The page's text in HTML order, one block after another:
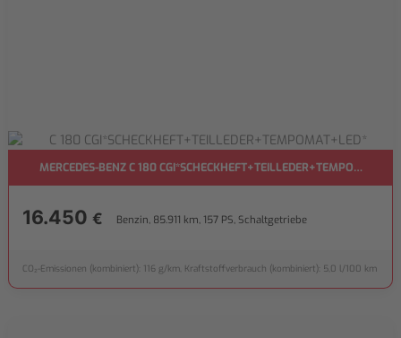
MERCEDES-BENZ C 180
16.450 € Benzin, 85.911 km, 157 PS, Schaltgetriebe
CO₂-Emissionen (kombiniert): 116 g/km, Kraftstoffverbrauch (kombiniert): 5,0 l/100 km